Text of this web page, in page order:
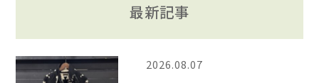
最新記事
2026.08.07